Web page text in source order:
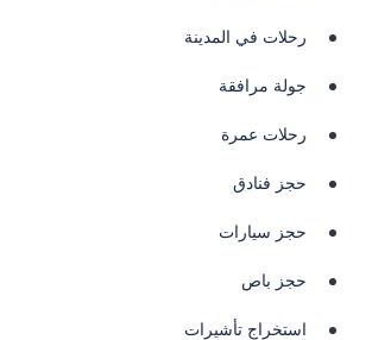
رحلات في المدينة
جولة مرافقة
رحلات عمرة
حجز فنادق
حجز سيارات
حجز باص
استخراج تأشيرات